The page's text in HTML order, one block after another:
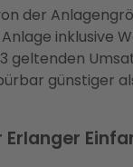
der
inklusive
günstiger